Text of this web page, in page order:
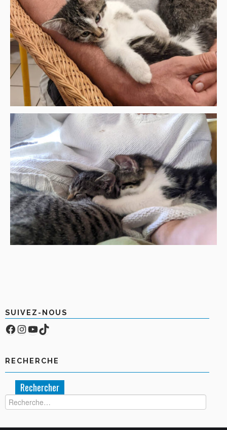
SUIVEZ-NOUS
Facebook
Compte Instagram
YouTube
TikTok
RECHERCHE
Rechercher :